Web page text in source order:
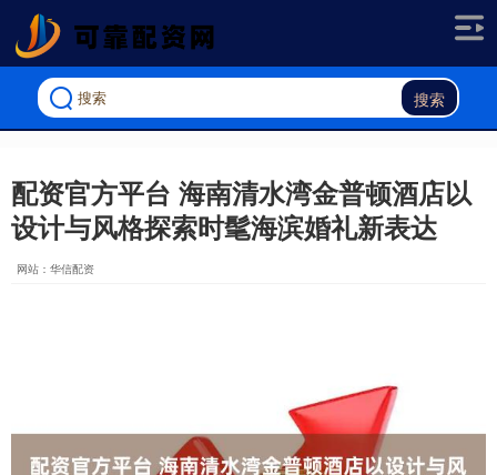
搜索
配资官方平台 海南清水湾金普顿酒店以
设计与风格探索时髦海滨婚礼新表达
网站：华信配资